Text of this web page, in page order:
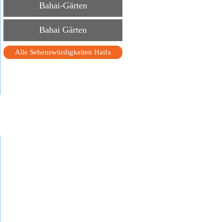
Bahai-Gärten
Bahai Gärten
Alle Sehenswürdigkeiten Haifa